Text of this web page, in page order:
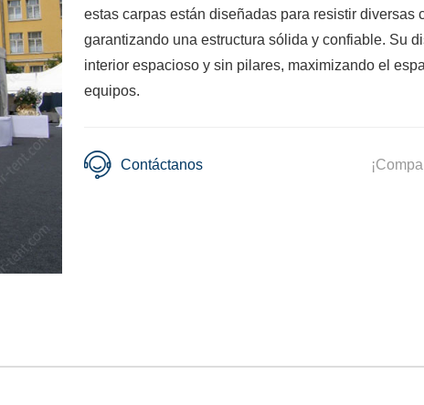
estas carpas están diseñadas para resistir diversas
garantizando una estructura sólida y confiable. Su
interior espacioso y sin pilares, maximizando el
equipos.
Contáctanos